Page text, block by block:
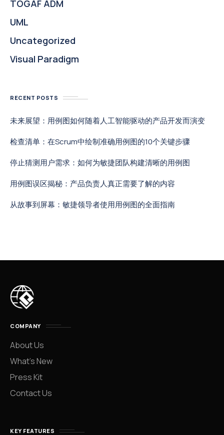
TOGAF ADM
UML
Uncategorized
Visual Paradigm
RECENT POSTS
未来展望：用例图如何随着人工智能驱动的产品开发而演变
检查清单：在Scrum中绘制准确用例图的10个关键步骤
停止猜测用户需求：如何为敏捷团队构建清晰的用例图
用例图误区揭秘：产品负责人真正需要了解的内容
从故事到屏幕：敏捷领导者使用用例图的全面指南
COMPANY
About Us
What’s New
Press Kit
Contact Us
KEY FEATURES